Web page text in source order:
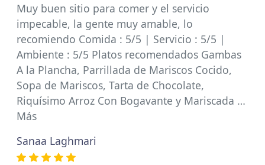
Muy buen sitio para comer y el servicio
impecable, la gente muy amable, lo
recomiendo Comida : 5/5 | Servicio : 5/5 |
Ambiente : 5/5 Platos recomendados Gambas
A la Plancha, Parrillada de Mariscos Cocido,
Sopa de Mariscos, Tarta de Chocolate,
Riquísimo Arroz Con Bogavante y Mariscada …
Más
Sanaa Laghmari